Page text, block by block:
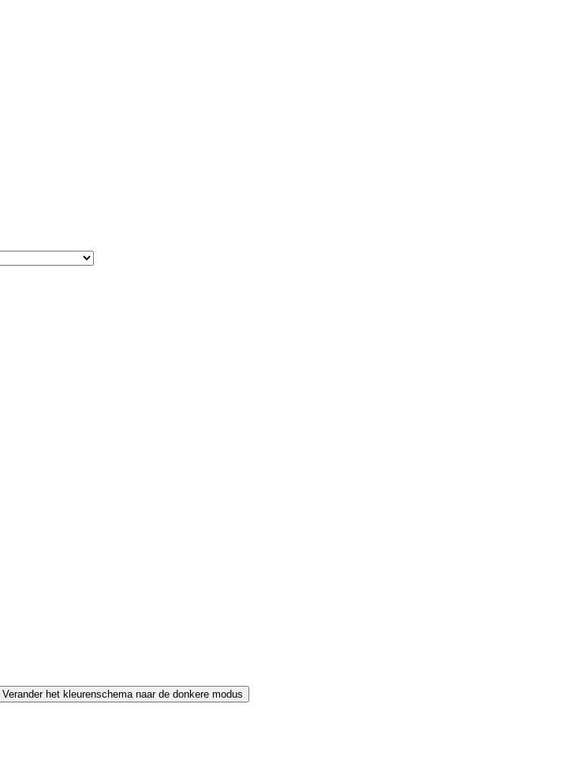
Verander het kleurenschema naar de donkere modus